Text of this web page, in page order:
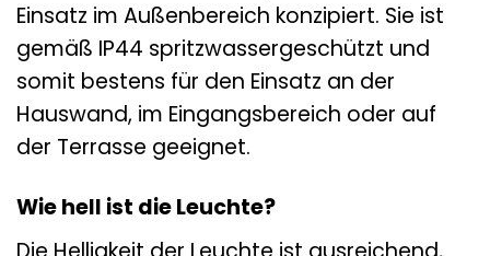
Einsatz im Außenbereich konzipiert. Sie ist
gemäß IP44 spritzwassergeschützt und
somit bestens für den Einsatz an der
Hauswand, im Eingangsbereich oder auf
der Terrasse geeignet.
Wie hell ist die Leuchte?